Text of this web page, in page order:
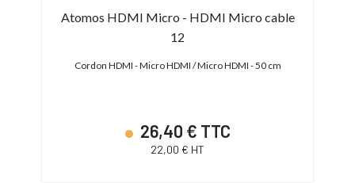
Atomos HDMI Micro - HDMI Micro cable
12
Cordon HDMI - Micro HDMI / Micro HDMI - 50 cm
26,40 € TTC
22,00 € HT